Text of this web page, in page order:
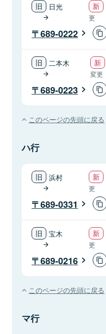
日光
更
689-0222
二本木
変更
689-0223
このページの先頭に戻る
ハ行
浜村
更
689-0331
宝木
更
689-0216
このページの先頭に戻る
マ行